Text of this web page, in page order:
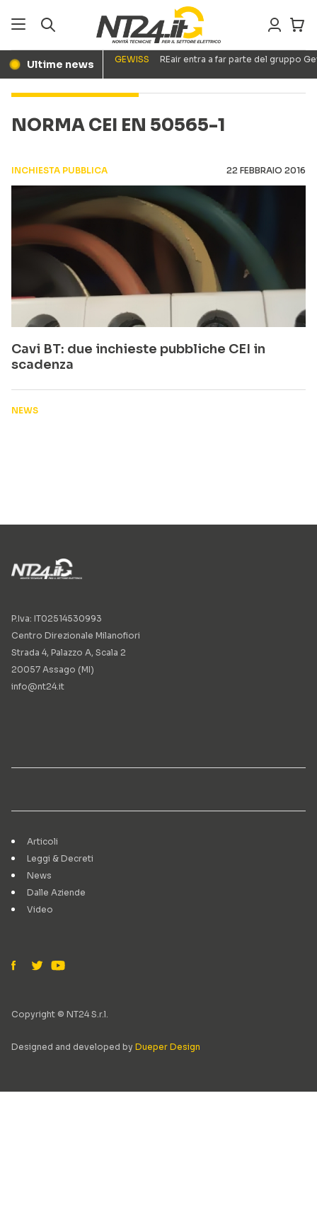
● Ultime news GEWISS REair entra a far parte del gruppo
NORMA CEI EN 50565-1
INCHIESTA PUBBLICA 22 FEBBRAIO 2016
Cavi BT: due inchieste pubbliche CEI in
scadenza
NEWS
P.Iva: IT02514530993
Centro Direzionale Milanofiori
Strada 4, Palazzo A, Scala 2
20057 Assago (MI)
info@nt24.it
Articoli
Leggi & Decreti
News
Dalle Aziende
Video
Copyright © NT24 S.r.l.
Designed and developed by Dueper Design